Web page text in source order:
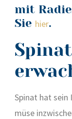
mit
Sie hier.
Spi­nat hat
mü­se